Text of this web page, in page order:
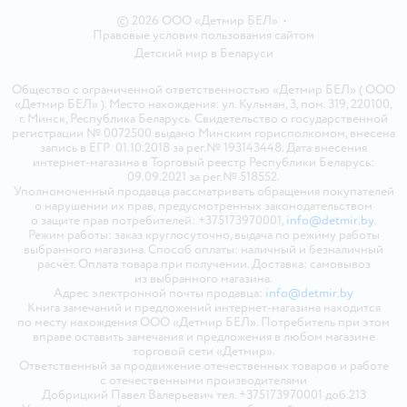
© 2026 ООО «Детмир БЕЛ» •
Правовые условия пользования сайтом
Детский мир в Беларуси
Общество с ограниченной ответственностью «Детмир БЕЛ» ( ООО
«Детмир БЕЛ» ). Место нахождения: ул. Кульман, 3, пом. 319, 220100,
г. Минск, Республика Беларусь. Свидетельство о государственной
регистрации № 0072500 выдано Минским горисполкомом, внесена
запись в ЕГР 01.10.2018 за рег.№ 193143448. Дата внесения
интернет-магазина в Торговый реестр Республики Беларусь:
09.09.2021 за рег.№ 518552.
Уполномоченный продавца рассматривать обращения покупателей
о нарушении их прав, предусмотренных законодательством
о защите прав потребителей: +375173970001, info@detmir.by.
Режим работы: заказ круглосуточно, выдача по режиму работы
выбранного магазина. Способ оплаты: наличный и безналичный
расчёт. Оплата товара при получении. Доставка: самовывоз
из выбранного магазина.
Адрес электронной почты продавца: info@detmir.by
Книга замечаний и предложений интернет-магазина находится
по месту нахождения ООО «Детмир БЕЛ». Потребитель при этом
вправе оставить замечания и предложения в любом магазине
торговой сети «Детмир».
Ответственный за продвижение отечественных товаров и работе
с отечественными производителями
Добрицкий Павел Валерьевич тел. +375173970001 доб.213